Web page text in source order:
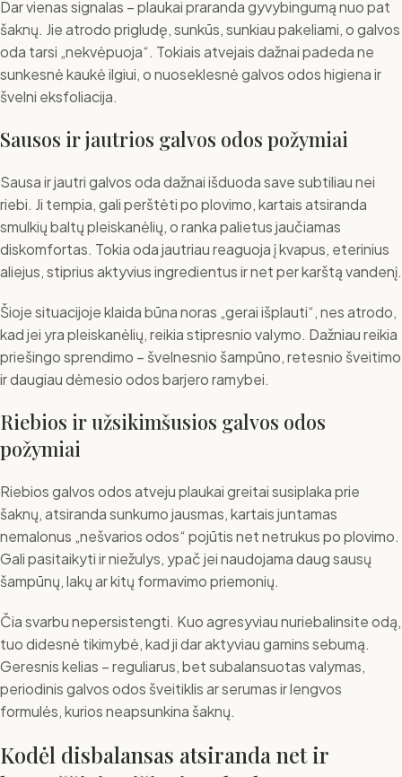
Dar vienas signalas – plaukai praranda gyvybingumą nuo pat
šaknų. Jie atrodo prigludę, sunkūs, sunkiau pakeliami, o galvos
oda tarsi „nekvėpuoja“. Tokiais atvejais dažnai padeda ne
sunkesnė kaukė ilgiui, o nuoseklesnė galvos odos higiena ir
švelni eksfoliacija.
Sausos ir jautrios galvos odos požymiai
Sausa ir jautri galvos oda dažnai išduoda save subtiliau nei
riebi. Ji tempia, gali perštėti po plovimo, kartais atsiranda
smulkių baltų pleiskanėlių, o ranka palietus jaučiamas
diskomfortas. Tokia oda jautriau reaguoja į kvapus, eterinius
aliejus, stiprius aktyvius ingredientus ir net per karštą vandenį.
Šioje situacijoje klaida būna noras „gerai išplauti“, nes atrodo,
kad jei yra pleiskanėlių, reikia stipresnio valymo. Dažniau reikia
priešingo sprendimo – švelnesnio šampūno, retesnio šveitimo
ir daugiau dėmesio odos barjero ramybei.
Riebios ir užsikimšusios galvos odos
požymiai
Riebios galvos odos atveju plaukai greitai susiplaka prie
šaknų, atsiranda sunkumo jausmas, kartais juntamas
nemalonus „nešvarios odos“ pojūtis net netrukus po plovimo.
Gali pasitaikyti ir niežulys, ypač jei naudojama daug sausų
šampūnų, lakų ar kitų formavimo priemonių.
Čia svarbu nepersistengti. Kuo agresyviau nuriebalinsite odą,
tuo didesnė tikimybė, kad ji dar aktyviau gamins sebumą.
Geresnis kelias – reguliarus, bet subalansuotas valymas,
periodinis galvos odos šveitiklis ar serumas ir lengvos
formulės, kurios neapsunkina šaknų.
Kodėl disbalansas atsiranda net ir